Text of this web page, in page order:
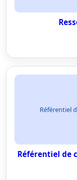
Référentiel
Référentiel de